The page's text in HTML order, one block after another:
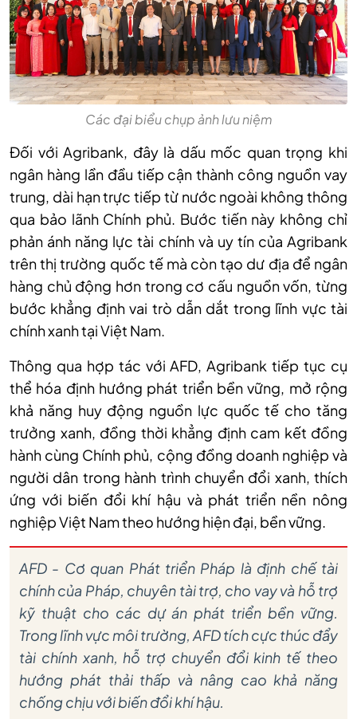
Các đại biểu chụp ảnh lưu niệm
Đối với Agribank, đây là dấu mốc quan trọng khi
ngân hàng lần đầu tiếp cận thành công nguồn vay
trung, dài hạn trực tiếp từ nước ngoài không thông
qua bảo lãnh Chính phủ. Bước tiến này không chỉ
phản ánh năng lực tài chính và uy tín của Agribank
trên thị trường quốc tế mà còn tạo dư địa để ngân
hàng chủ động hơn trong cơ cấu nguồn vốn, từng
bước khẳng định vai trò dẫn dắt trong lĩnh vực tài
chính xanh tại Việt Nam.
Thông qua hợp tác với AFD, Agribank tiếp tục cụ
thể hóa định hướng phát triển bền vững, mở rộng
khả năng huy động nguồn lực quốc tế cho tăng
trưởng xanh, đồng thời khẳng định cam kết đồng
hành cùng Chính phủ, cộng đồng doanh nghiệp và
người dân trong hành trình chuyển đổi xanh, thích
ứng với biến đổi khí hậu và phát triển nền nông
nghiệp Việt Nam theo hướng hiện đại, bền vững.
AFD - Cơ quan Phát triển Pháp là định chế tài
chính của Pháp, chuyên tài trợ, cho vay và hỗ trợ
kỹ thuật cho các dự án phát triển bền vững.
Trong lĩnh vực môi trường, AFD tích cực thúc đẩy
tài chính xanh, hỗ trợ chuyển đổi kinh tế theo
hướng phát thải thấp và nâng cao khả năng
chống chịu với biến đổi khí hậu.